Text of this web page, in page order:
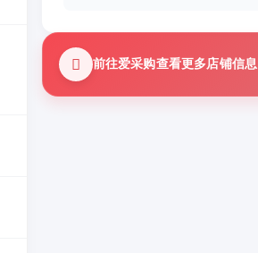
前往爱采购查看更多店铺信息